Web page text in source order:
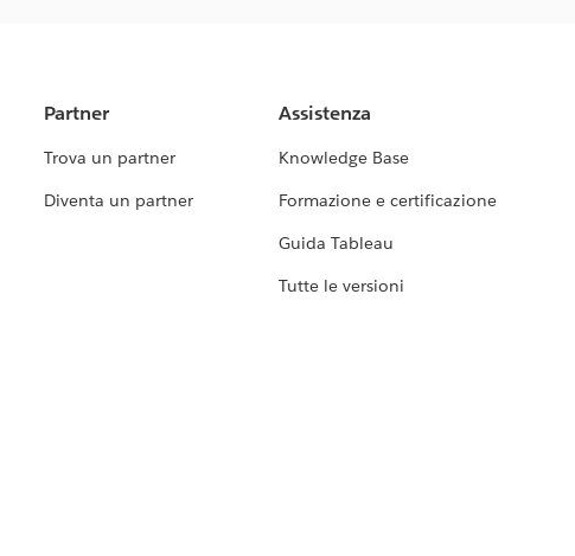
Partner
Trova un partner
Diventa un partner
Assistenza
Knowledge Base
Formazione e certificazione
Guida Tableau
Tutte le versioni